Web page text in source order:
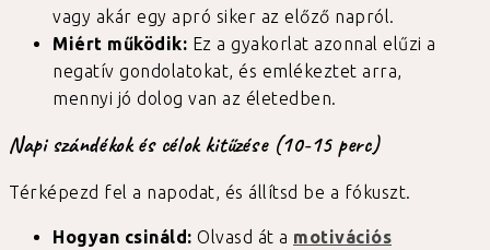
vagy akár egy apró siker az előző napról.
Miért működik: Ez a gyakorlat azonnal elűzi a
negatív gondolatokat, és emlékeztet arra,
mennyi jó dolog van az életedben.
Napi szándékok és célok kitűzése (10-15 perc)
Térképezd fel a napodat, és állítsd be a fókuszt.
Hogyan csináld: Olvasd át a motivációs